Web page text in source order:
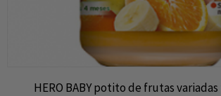
HERO BABY potito de frutas variadas